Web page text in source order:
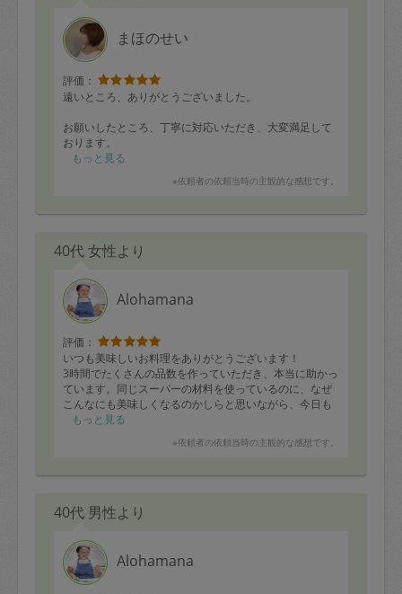
まほのせい
評価：
遠いところ、ありがとうございました。
お願いしたところ、丁寧に対応いただき、大変満足して
おります。
もっと見る
※依頼者の依頼当時の主観的な感想です。
40代 女性より
Alohamana
評価：
いつも美味しいお料理をありがとうございます！
3時間でたくさんの品数を作っていただき、本当に助かっ
ています。同じスーパーの材料を使っているのに、なぜ
こんなにも美味しくなるのかしらと思いながら、今日も
美味しくいただきました。
もっと見る
※依頼者の依頼当時の主観的な感想です。
40代 男性より
Alohamana